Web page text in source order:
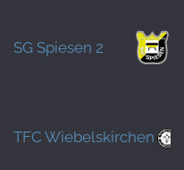
SG Spiesen 2
TFC Wiebelskirchen